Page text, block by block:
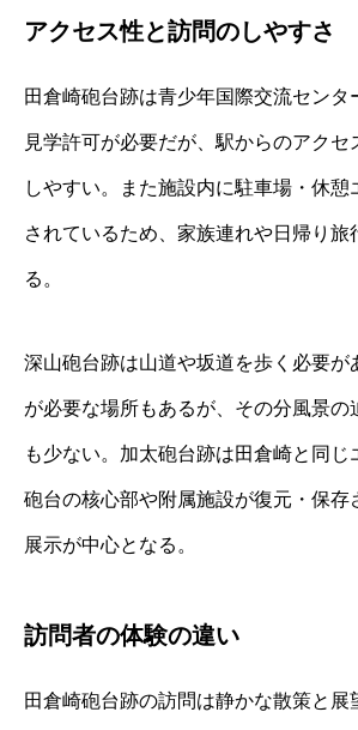
アクセス性と訪問のしやすさ
田倉崎砲台跡は青少年国際交流センタ
見学許可が必要だが、駅からのアクセ
しやすい。また施設内に駐車場・休憩
されているため、家族連れや日帰り旅
る。
深山砲台跡は山道や坂道を歩く必要が
が必要な場所もあるが、その分風景の
も少ない。加太砲台跡は田倉崎と同じ
砲台の核心部や附属施設が復元・保存
展示が中心となる。
訪問者の体験の違い
田倉崎砲台跡の訪問は静かな散策と展